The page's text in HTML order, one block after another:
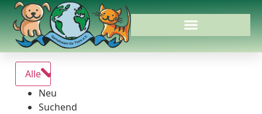
Alle
Neu
Suchend